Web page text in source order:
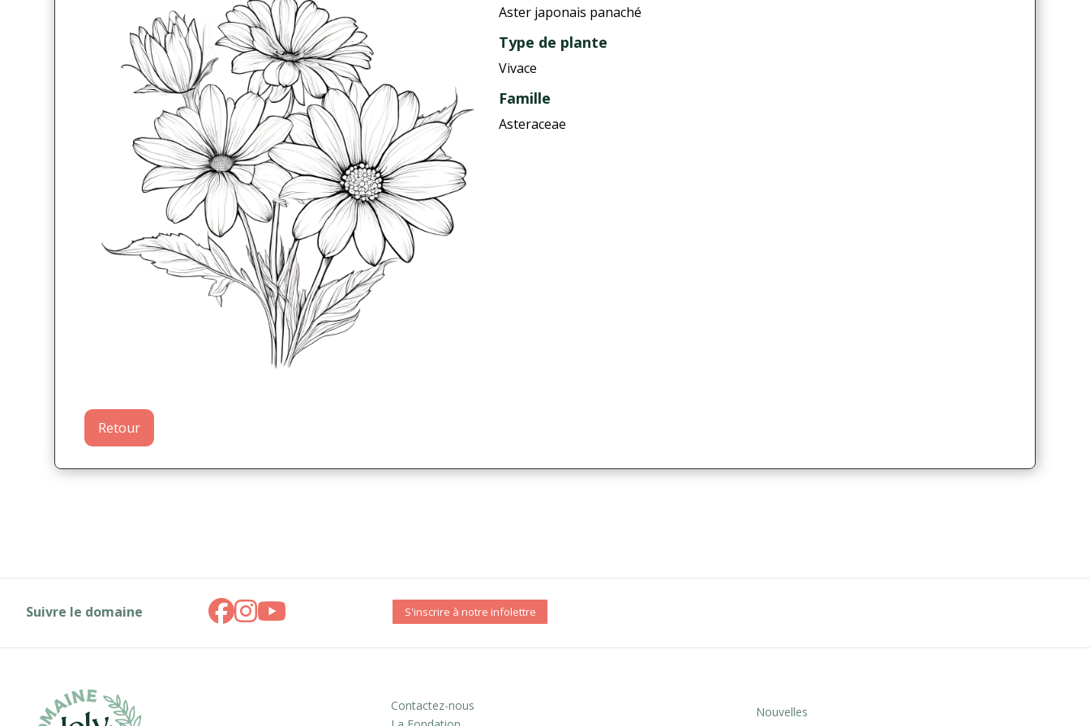
Aster japonais panaché
Type de plante
Vivace
Famille
Asteraceae
Retour
Suivre le domaine S'inscrire à notre infolettre
Contactez-nous
Nouvelles